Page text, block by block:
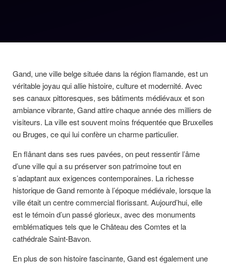
Gand, une ville belge située dans la région flamande, est un
véritable joyau qui allie histoire, culture et modernité. Avec
ses canaux pittoresques, ses bâtiments médiévaux et son
ambiance vibrante, Gand attire chaque année des milliers de
visiteurs. La ville est souvent moins fréquentée que Bruxelles
ou Bruges, ce qui lui confère un charme particulier.
En flânant dans ses rues pavées, on peut ressentir l’âme
d’une ville qui a su préserver son patrimoine tout en
s’adaptant aux exigences contemporaines. La richesse
historique de Gand remonte à l’époque médiévale, lorsque la
ville était un centre commercial florissant. Aujourd’hui, elle
est le témoin d’un passé glorieux, avec des monuments
emblématiques tels que le Château des Comtes et la
cathédrale Saint-Bavon.
En plus de son histoire fascinante, Gand est également une